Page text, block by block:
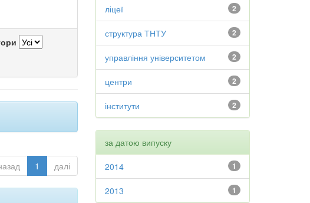
1 далі
2
ліцеї
2
структура ТНТУ
2
управління університетом
2
центри
2
інститути
за датою випуску
1
2014
1
2013